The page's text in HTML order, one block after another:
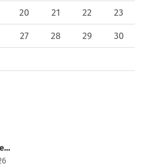
20 21 22 23
27 28 29 30